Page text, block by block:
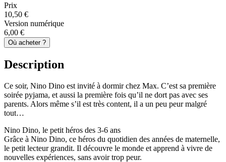
Prix
10,50 €
Version numérique
6,00 €
Où acheter ?
Description
Ce soir, Nino Dino est invité à dormir chez Max. C’est sa première
soirée pyjama, et aussi la première fois qu’il ne dort pas avec ses
parents. Alors même s’il est très content, il a un peu peur malgré
tout…
Nino Dino, le petit héros des 3-6 ans
Grâce à Nino Dino, ce héros du quotidien des années de maternelle,
le petit lecteur grandit. Il découvre le monde et apprend à vivre de
nouvelles expériences, sans avoir trop peur.